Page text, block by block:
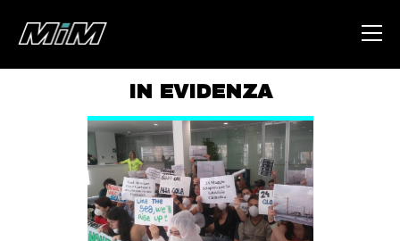
ABOUT
AREA
DEGENERAZIONE
IN EVIDENZA